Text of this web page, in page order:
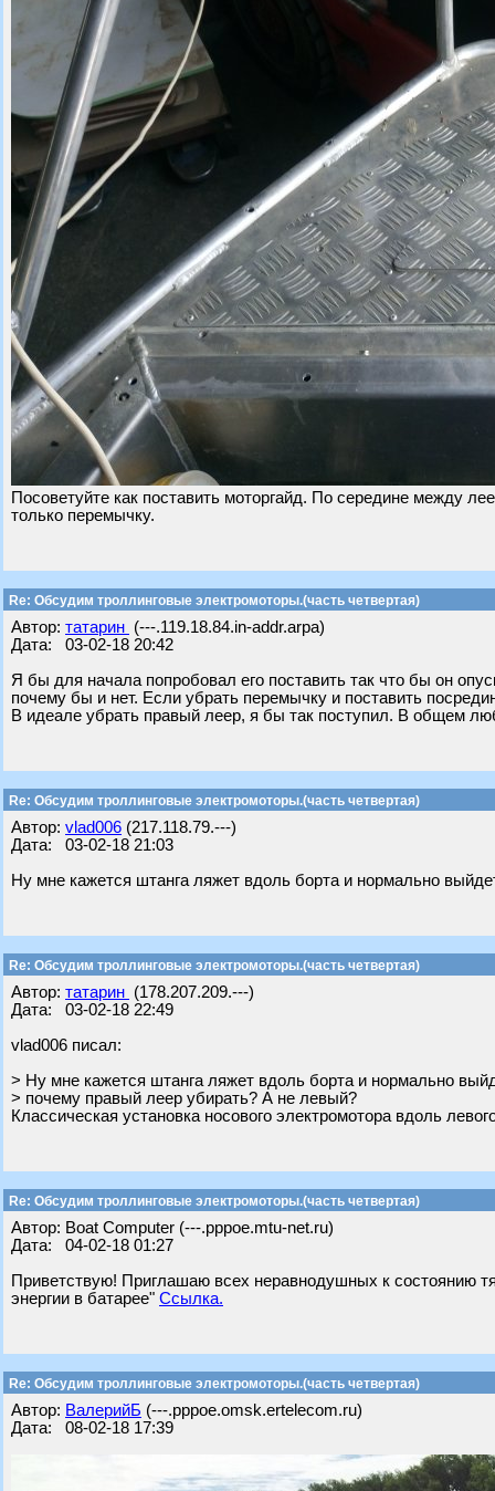
Посоветуйте как поставить моторгайд. По середине между
только перемычку.
Re: Обсудим троллинговые электромоторы.(часть четвертая)
Автор: татарин (---.119.18.84.in-addr.arpa)
Дата: 03-02-18 20:42
Я бы для начала попробовал его поставить так что бы он
почему бы и нет. Если убрать перемычку и поставить
В идеале убрать правый леер, я бы так поступил. В общем
Re: Обсудим троллинговые электромоторы.(часть четвертая)
Автор: vlad006 (217.118.79.---)
Дата: 03-02-18 21:03
Ну мне кажется штанга ляжет вдоль борта и нормально
Re: Обсудим троллинговые электромоторы.(часть четвертая)
Автор: татарин (178.207.209.---)
Дата: 03-02-18 22:49
vlad006 писал:
> Ну мне кажется штанга ляжет вдоль борта и нормально
> почему правый леер убирать? А не левый?
Классическая установка носового электромотора вдоль
Re: Обсудим троллинговые электромоторы.(часть четвертая)
Автор: Boat Computer (---.pppoe.mtu-net.ru)
Дата: 04-02-18 01:27
Приветствую! Приглашаю всех неравнодушных к состоянию
энергии в батарее" Ссылка.
Re: Обсудим троллинговые электромоторы.(часть четвертая)
Автор: ВалерийБ (---.pppoe.omsk.ertelecom.ru)
Дата: 08-02-18 17:39